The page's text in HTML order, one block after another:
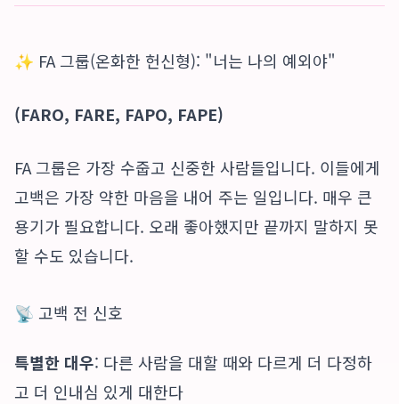
✨ FA 그룹(온화한 헌신형): "너는 나의 예외야"
(FARO, FARE, FAPO, FAPE)
FA 그룹은 가장 수줍고 신중한 사람들입니다. 이들에게
고백은 가장 약한 마음을 내어 주는 일입니다. 매우 큰
용기가 필요합니다. 오래 좋아했지만 끝까지 말하지 못
할 수도 있습니다.
📡 고백 전 신호
특별한 대우: 다른 사람을 대할 때와 다르게 더 다정하
고 더 인내심 있게 대한다